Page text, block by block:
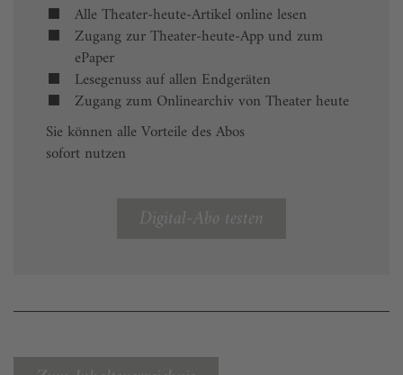
Alle Theater-heute-Artikel online lesen
Zugang zur Theater-heute-App und zum
ePaper
Lesegenuss auf allen Endgeräten
Zugang zum Onlinearchiv von Theater heute
Sie können alle Vorteile des Abos
sofort nutzen
Digital-Abo testen